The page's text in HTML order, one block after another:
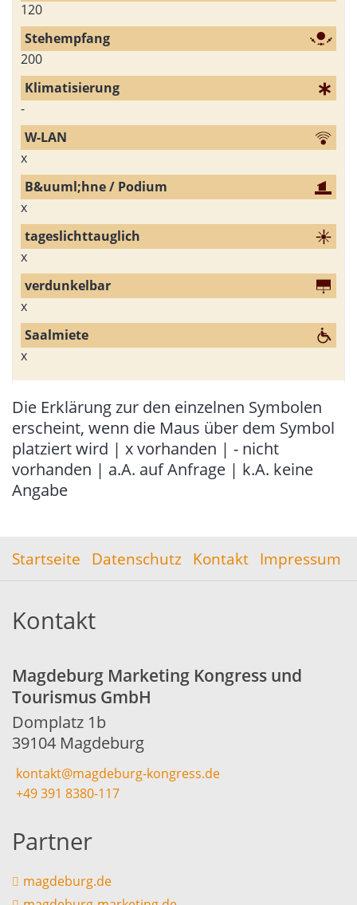
120
200
-
x
x
x
x
x
Die Erklärung zur den einzelnen Symbolen
erscheint, wenn die Maus über dem Symbol
platziert wird | x vorhanden | - nicht
vorhanden | a.A. auf Anfrage | k.A. keine
Angabe
Startseite Datenschutz Kontakt Impressum
Kontakt
Magdeburg Marketing Kongress und
Tourismus GmbH
Domplatz 1b
39104 Magdeburg
kontakt@magdeburg-kongress.de
+49 391 8380-117
Partner
magdeburg.de